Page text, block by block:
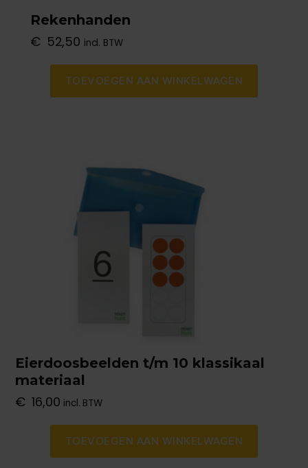
Rekenhanden
€ 52,50 incl. BTW
TOEVOEGEN AAN WINKELWAGEN
Eierdoosbeelden t/m 10 klassikaal
materiaal
€ 16,00 incl. BTW
TOEVOEGEN AAN WINKELWAGEN